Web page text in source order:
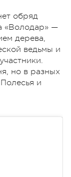
обряд
«Володар» —
дерева,
ведьмы и
но в разных
и